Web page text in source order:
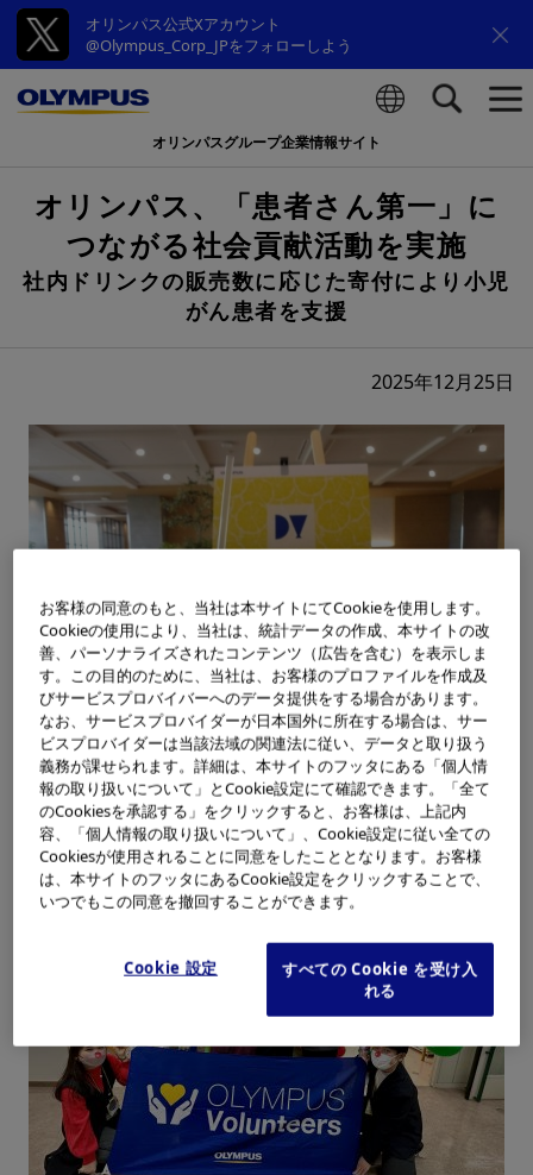
オリンパス公式Xアカウント
@Olympus_Corp_JPをフォローしよう
オリンパスグループ企業情報サイト
オリンパス、「患者さん第一」に
つながる社会貢献活動を実施
社内ドリンクの販売数に応じた寄付により小児
がん患者を支援
2025年12月25日
小児がん患者支援を象徴するレモネード
お客様の同意のもと、当社は本サイトにてCookieを使用します。
Cookieの使用により、当社は、統計データの作成、本サイトの改
善、パーソナライズされたコンテンツ（広告を含む）を表示しま
す。この目的のために、当社は、お客様のプロファイルを作成及
びサービスプロバイバーへのデータ提供をする場合があります。
なお、サービスプロバイダーが日本国外に所在する場合は、サー
ビスプロバイダーは当該法域の関連法に従い、データと取り扱う
義務が課せられます。詳細は、本サイトのフッタにある「個人情
報の取り扱いについて」とCookie設定にて確認できます。「全て
のCookiesを承認する」をクリックすると、お客様は、上記内
容、「個人情報の取り扱いについて」、Cookie設定に従い全ての
Cookiesが使用されることに同意をしたこととなります。お客様
は、本サイトのフッタにあるCookie設定をクリックすることで、
いつでもこの同意を撤回することができます。
Cookie 設定
すべての Cookie を受け入
れる